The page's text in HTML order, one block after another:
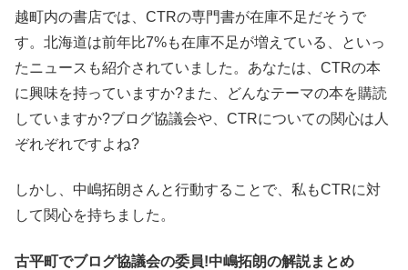
越町内の書店では、CTRの専門書が在庫不足だそうで
す。北海道は前年比7%も在庫不足が増えている、といっ
たニュースも紹介されていました。あなたは、CTRの本
に興味を持っていますか?また、どんなテーマの本を購読
していますか?ブログ協議会や、CTRについての関心は人
ぞれぞれですよね?
しかし、中嶋拓朗さんと行動することで、私もCTRに対
して関心を持ちました。
古平町でブログ協議会の委員!中嶋拓朗の解説まとめ